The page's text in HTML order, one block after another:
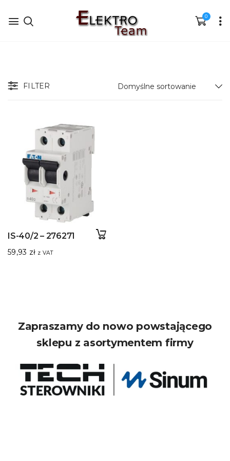
0
FILTER
IS-40/2 – 276271
59,93 zł z VAT
Zapraszamy do nowo powstającego
sklepu z asortymentem firmy